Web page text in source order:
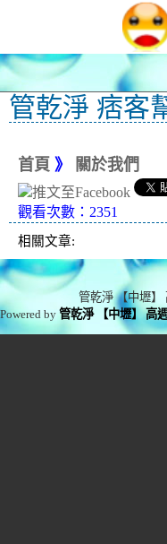
管乾淨 痞客
首頁 》 關於我們
觀看次數：2351
相關文章:
管乾淨 【中壢】
Powered by管乾淨 【中壢】 高